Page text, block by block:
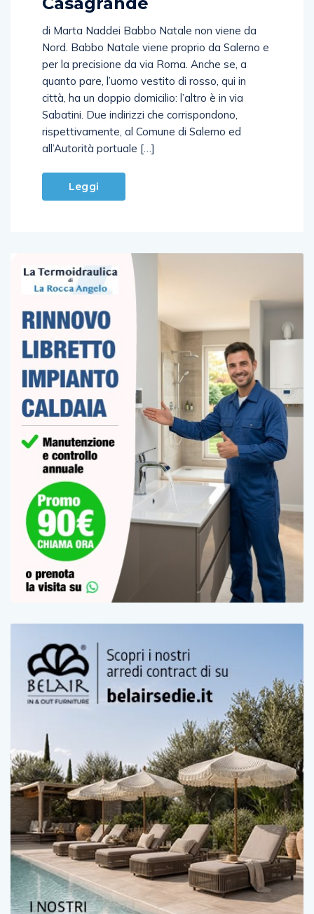
di Marta Naddei Babbo Natale non viene da
Nord. Babbo Natale viene proprio da Salerno e
per la precisione da via Roma. Anche se, a
quanto pare, l’uomo vestito di rosso, qui in
città, ha un doppio domicilio: l’altro è in via
Sabatini. Due indirizzi che corrispondono,
rispettivamente, al Comune di Salerno ed
all’Autorità portuale […]
Leggi